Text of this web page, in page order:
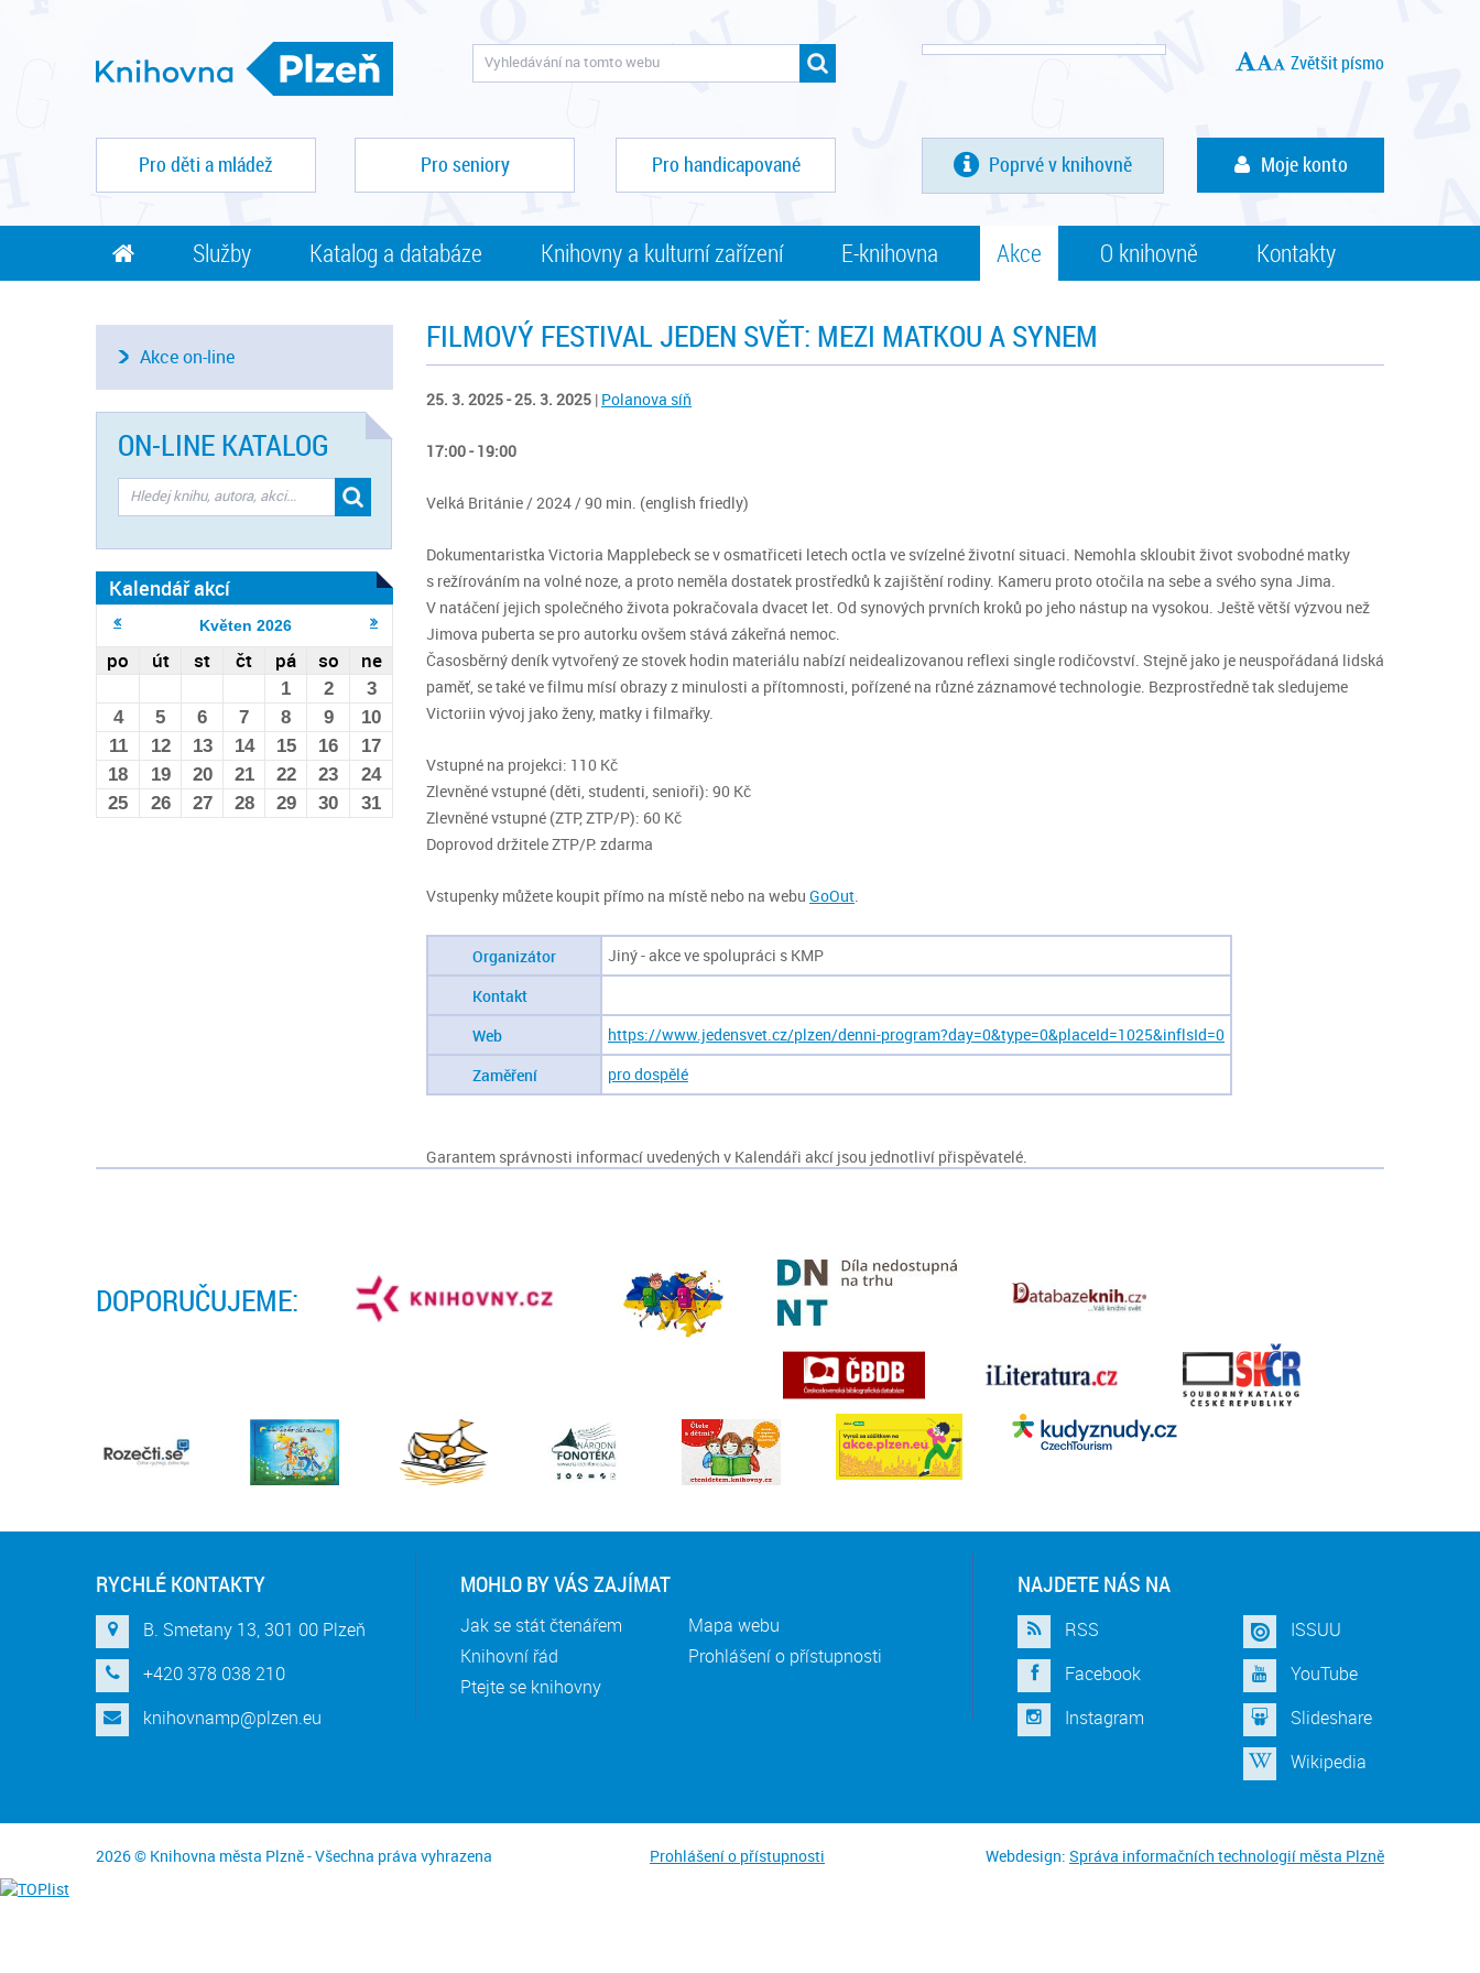
Zvětšit písmo
Pro děti a mládež Pro seniory Pro handicapované Poprvé v knihovně Moje konto
Služby Katalog a databáze Knihovny a kulturní zařízení E-knihovna Akce O knihovně Kontakty
FILMOVÝ FESTIVAL JEDEN SVĚT: MEZI MATKOU A SYNEM
25. 3. 2025 - 25. 3. 2025 | Polanova síň
17:00 - 19:00
Velká Británie / 2024 / 90 min. (english friedly)
Dokumentaristka Victoria Mapplebeck se v osmatřiceti letech octla ve svízelné životní situaci. Nemohla skloubit život svobodné matky
s režírováním na volné noze, a proto neměla dostatek prostředků k zajištění rodiny. Kameru proto otočila na sebe a svého syna Jima.
V natáčení jejich společného života pokračovala dvacet let. Od synových prvních kroků po jeho nástup na vysokou. Ještě větší výzvou než
Jimova puberta se pro autorku ovšem stává zákeřná nemoc.
Časosběrný deník vytvořený ze stovek hodin materiálu nabízí neidealizovanou reflexi single rodičovství. Stejně jako je neuspořádaná lidská
paměť, se také ve filmu mísí obrazy z minulosti a přítomnosti, pořízené na různé záznamové technologie. Bezprostředně tak sledujeme
Victoriin vývoj jako ženy, matky i filmařky.
Vstupné na projekci: 110 Kč
Zlevněné vstupné (děti, studenti, senioři): 90 Kč
Zlevněné vstupné (ZTP, ZTP/P): 60 Kč
Doprovod držitele ZTP/P: zdarma
Vstupenky můžete koupit přímo na místě nebo na webu GoOut.
Organizátor
Jiný - akce ve spolupráci s KMP
Kontakt
Web
https://www.jedensvet.cz/plzen/denni-program?day=0&type=0&placeId=1025&inflsId=0
Zaměření
pro dospělé
Garantem správnosti informací uvedených v Kalendáři akcí jsou jednotliví přispěvatelé.
Akce on-line
ON-LINE KATALOG
Kalendář akcí
Květen 2026
po út st čt pá so ne
1 2
3
4
5 6 7 8 9
10
11
12 13 14 15 16
17
18
19 20 21 22 23
24
25
26 27 28 29 30 31
DOPORUČUJEME:
RYCHLÉ KONTAKTY
B. Smetany 13, 301 00 Plzeň
+420 378 038 210
knihovnamp@plzen.eu
MOHLO BY VÁS ZAJÍMAT
Jak se stát čtenářem
Knihovní řád
Ptejte se knihovny
Mapa webu
Prohlášení o přístupnosti
NAJDETE NÁS NA
RSS
Facebook
Instagram
ISSUU
YouTube
Slideshare
Wikipedia
2026 © Knihovna města Plzně - Všechna práva vyhrazena Prohlášení o přístupnosti Webdesign: Správa informačních technologií města Plzně